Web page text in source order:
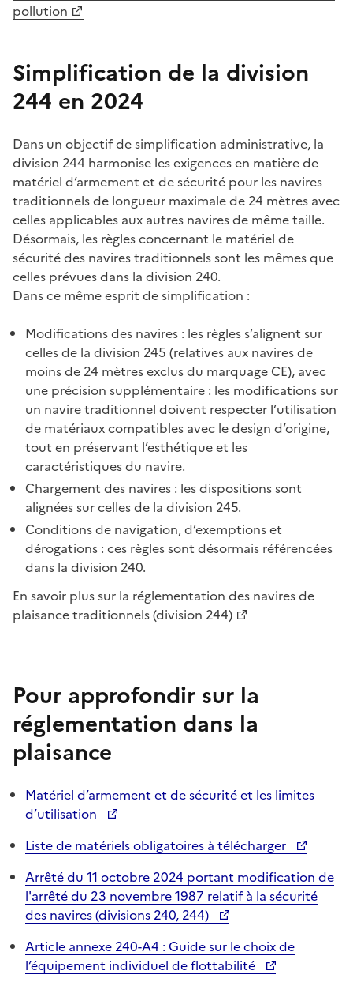
pollution
Simplification de la division
244 en 2024
Dans un objectif de simplification administrative, la
division 244 harmonise les exigences en matière de
matériel d’armement et de sécurité pour les navires
traditionnels de longueur maximale de 24 mètres avec
celles applicables aux autres navires de même taille.
Désormais, les règles concernant le matériel de
sécurité des navires traditionnels sont les mêmes que
celles prévues dans la division 240.
Dans ce même esprit de simplification :
Modifications des navires : les règles s’alignent sur
celles de la division 245 (relatives aux navires de
moins de 24 mètres exclus du marquage CE), avec
une précision supplémentaire : les modifications sur
un navire traditionnel doivent respecter l’utilisation
de matériaux compatibles avec le design d’origine,
tout en préservant l’esthétique et les
caractéristiques du navire.
Chargement des navires : les dispositions sont
alignées sur celles de la division 245.
Conditions de navigation, d’exemptions et
dérogations : ces règles sont désormais référencées
dans la division 240.
En savoir plus sur la réglementation des navires de
plaisance traditionnels (division 244)
Pour approfondir sur la
réglementation dans la
plaisance
Matériel d’armement et de sécurité et les limites
d’utilisation
Liste de matériels obligatoires à télécharger
Arrêté du 11 octobre 2024 portant modification de
l'arrêté du 23 novembre 1987 relatif à la sécurité
des navires (divisions 240, 244)
Article annexe 240-A4 : Guide sur le choix de
l’équipement individuel de flottabilité